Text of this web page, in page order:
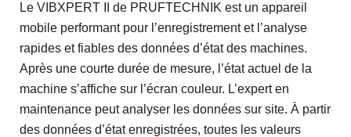
Le VIBXPERT II de PRUFTECHNIK est un appareil
mobile performant pour l’enregistrement et l’analyse
rapides et fiables des données d’état des machines.
Après une courte durée de mesure, l’état actuel de la
machine s’affiche sur l’écran couleur. L’expert en
maintenance peut analyser les données sur site. À partir
des données d’état enregistrées, toutes les valeurs